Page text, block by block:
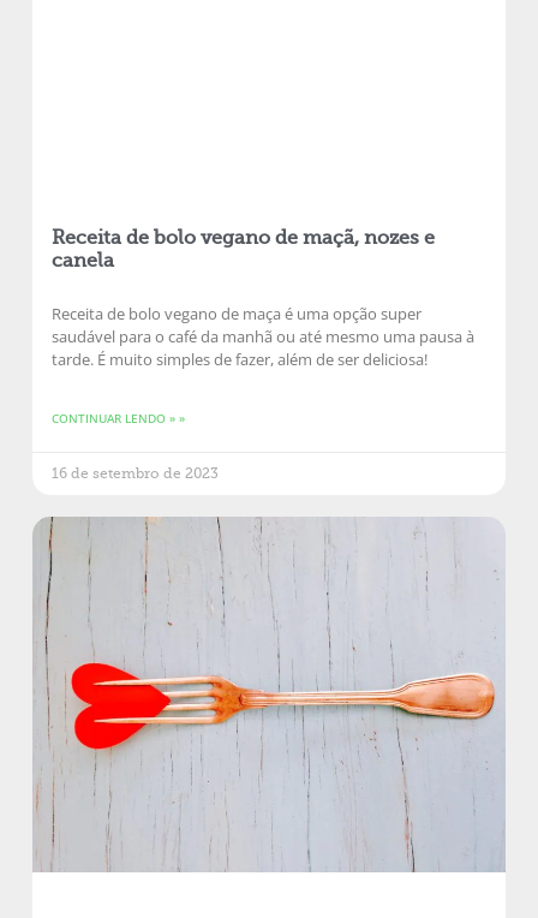
Receita de bolo vegano de maçã, nozes e
canela
Receita de bolo vegano de maça é uma opção super
saudável para o café da manhã ou até mesmo uma pausa à
tarde. É muito simples de fazer, além de ser deliciosa!
CONTINUAR LENDO » »
16 de setembro de 2023